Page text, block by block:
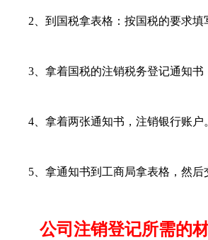
2、到国税拿表格：按国税的要求填
3、拿着国税的注销税务登记通知书
4、拿着两张通知书，注销银行账户
5、拿通知书到工商局拿表格，然后
公司注销登记所需的